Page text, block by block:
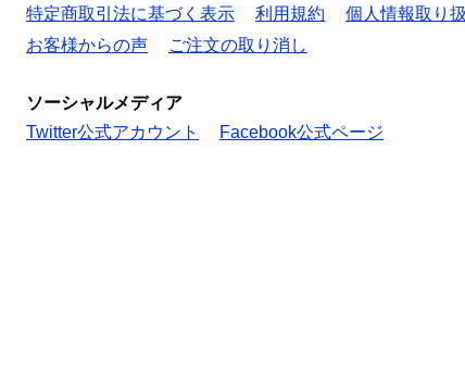
特定商取引法に基づく表示
利用規約 個人情報取り
お客様からの声
ご注文の取り消し
ソーシャルメディア
Twitter公式アカウント
Facebook公式ページ